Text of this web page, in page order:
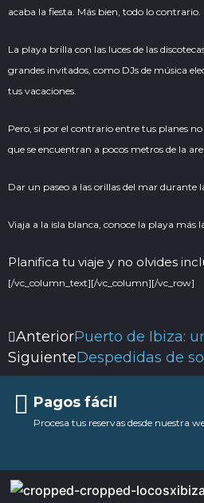
acaba la fiesta. Más bien, todo lo contrario.
La playa brilla con las luces de las
grandes invitados, como DJs de música
tus vacaciones.
Pero, si por el contrario entre tus planes
que se encuentran a pocos metros de la
Dar un paseo a las orillas del mar durante
Viaja a la isla blanca, conoce la playa más
Planifica tu viaje y no olvides
[/vc_column_text][/vc_column][/vc_row]
Ant
AnteriorPuerto de Ibiza:
SiguienteDespedidas de
Pagos fácil
Procesa tus reservas desde nuestra